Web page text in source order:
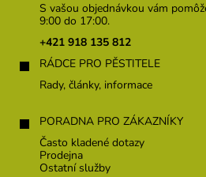
S vašou objednávkou vám
9:00 do 17:00.
+421 918 135 812
RÁDCE PRO PĚSTITELE
Rady, články, informace
PORADNA PRO ZÁKAZNÍKY
Často kladené dotazy
Prodejna
Ostatní služby